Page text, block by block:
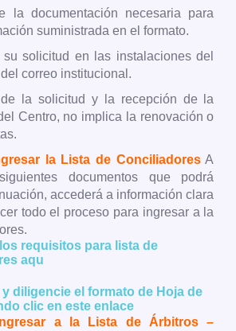
la documentación necesaria para
suministrada en el formato.
su solicitud en las instalaciones del
correo institucional.
de la solicitud y la recepción de la
Centro, no implica la renovación o
la Lista de ConciliadoresA
documentos que podrá
accederá a información clara
todo el proceso para ingresar a la
requisitos para lista de
aqu
y diligencie el formato de Hoja de
clic en este enlace
a la Lista de Árbitros –